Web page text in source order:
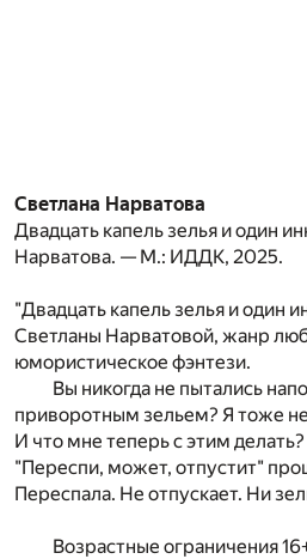
Светлана Нарватова
Двадцать капель зелья и один
Нарватова. — М.: ИДДК, 2025.
"Двадцать капель зелья и один
Светланы Нарватовой, жанр
юмористическое фэнтези.
Вы никогда не пытались
приворотным зельем? Я тоже
И что мне теперь с этим
"Переспи, может, отпустит"
Переспала. Не отпускает. Ни
Возрастные ограничения